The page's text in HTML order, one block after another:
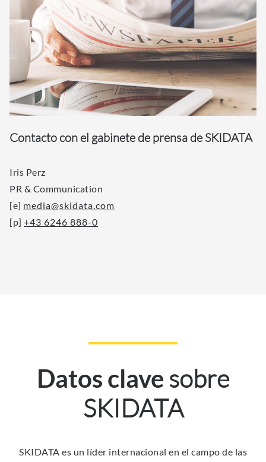
Contacto con el gabinete de prensa de SKIDATA
Iris Perz
PR & Communication
[e] media@skidata.com
[p] +43 6246 888-0
Datos clave sobre
SKIDATA
SKIDATA es un líder internacional en el campo de las